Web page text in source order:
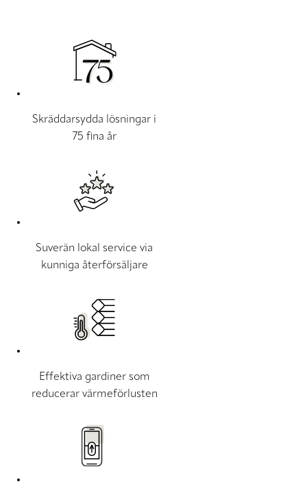
Skräddarsydda lösningar i
75 fina år
Suverän lokal service via
kunniga återförsäljare
Effektiva gardiner som
reducerar värmeförlusten